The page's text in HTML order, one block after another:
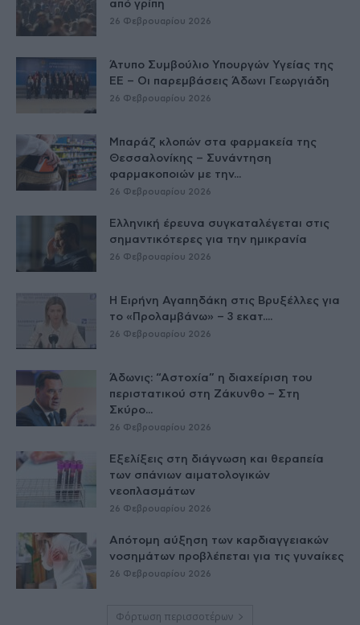
από γρίπη
26 Φεβρουαρίου 2026
Άτυπο Συμβούλιο Υπουργών Υγείας της
ΕE – Οι παρεμβάσεις Άδωνι Γεωργιάδη
26 Φεβρουαρίου 2026
Μπαράζ κλοπών στα φαρμακεία της
Θεσσαλονίκης – Συνάντηση
φαρμακοποιών με την...
26 Φεβρουαρίου 2026
Ελληνική έρευνα συγκαταλέγεται στις
σημαντικότερες για την ημικρανία
26 Φεβρουαρίου 2026
Η Ειρήνη Αγαπηδάκη στις Βρυξέλλες για
το «Προλαμβάνω» – 3 εκατ....
26 Φεβρουαρίου 2026
Άδωνις: “Αστοχία” η διαχείριση του
περιστατικού στη Ζάκυνθο – Στη
Σκύρο...
26 Φεβρουαρίου 2026
Εξελίξεις στη διάγνωση και θεραπεία
των σπάνιων αιματολογικών
νεοπλασμάτων
26 Φεβρουαρίου 2026
Απότομη αύξηση των καρδιαγγειακών
νοσημάτων προβλέπεται για τις γυναίκες
26 Φεβρουαρίου 2026
Φόρτωση περισσοτέρων